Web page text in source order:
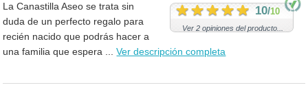
10/10
Ver 2 opiniones del producto...
La Canastilla Aseo se trata sin
duda de un perfecto regalo para
recién nacido que podrás hacer a
una familia que espera ...
Ver descripción completa